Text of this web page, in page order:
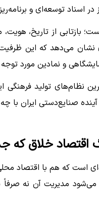
اسناد توسعه‌ای و
بازتابی از تاریخ،
می‌دهد که این
و نمادین مورد توجه
نظام‌های تولید
صنایع‌دستی ایران با
اقتصاد خلاق که
است که هم با اقتصاد
می‌شود مدیریت آن نه